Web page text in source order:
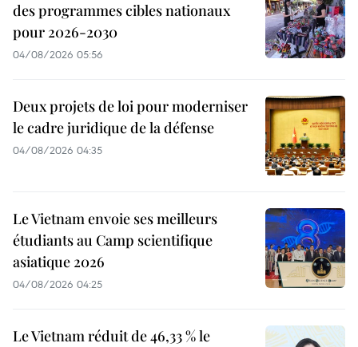
des programmes cibles nationaux
pour 2026-2030
04/08/2026 05:56
Deux projets de loi pour moderniser
le cadre juridique de la défense
04/08/2026 04:35
Le Vietnam envoie ses meilleurs
étudiants au Camp scientifique
asiatique 2026
04/08/2026 04:25
Le Vietnam réduit de 46,33 % le